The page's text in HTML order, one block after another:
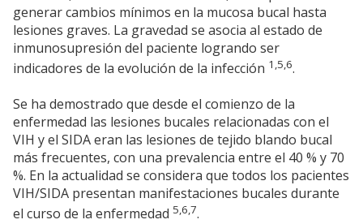
generar cambios mínimos en la mucosa bucal hasta
lesiones graves. La gravedad se asocia al estado de
inmunosupresión del paciente logrando ser
indicadores de la evolución de la infección 1,5,6.
Se ha demostrado que desde el comienzo de la
enfermedad las lesiones bucales relacionadas con el
VIH y el SIDA eran las lesiones de tejido blando bucal
más frecuentes, con una prevalencia entre el 40 % y 70
%. En la actualidad se considera que todos los pacientes
VIH/SIDA presentan manifestaciones bucales durante
el curso de la enfermedad 5,6,7.